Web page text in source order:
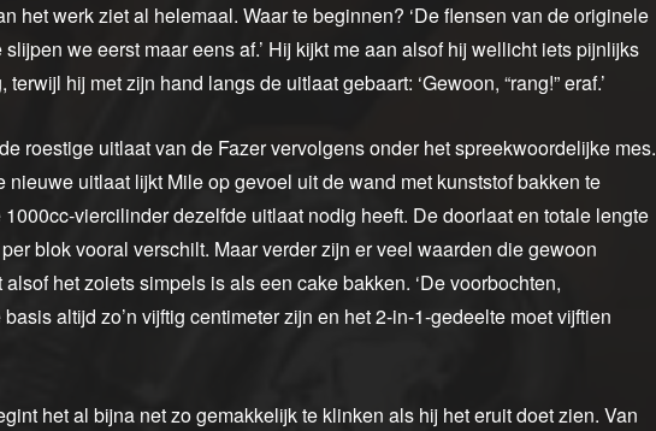
het werk ziet al helemaal. Waar te beginnen? ‘De flensen van de originele
we eerst maar eens af.’ Hij kijkt me aan alsof hij wellicht iets pijnlijks
hij met zijn hand langs de uitlaat gebaart: ‘Gewoon, “rang!” eraf.’
roestige uitlaat van de Fazer vervolgens onder het spreekwoordelijke mes.
nieuwe uitlaat lijkt Mile op gevoel uit de wand met kunststof bakken te
1000cc-viercilinder dezelfde uitlaat nodig heeft. De doorlaat en totale lengte
blok vooral verschilt. Maar verder zijn er veel waarden die gewoon
het zoiets simpels is als een cake bakken. ‘De voorbochten,
altijd zo’n vijftig centimeter zijn en het 2-in-1-gedeelte moet vijftien
het al bijna net zo gemakkelijk te klinken als hij het eruit doet zien. Van